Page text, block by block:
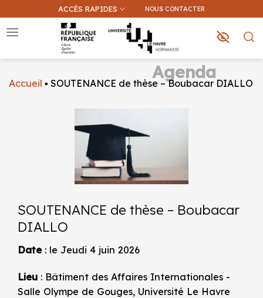
au
contenu
ACCÈS RAPIDES NOUS CONTACTER
Une formation
Accueil ▪ SOUTENANCE de thèse – Boubacar DIALLO
SOUTENANCE de thèse – Boubacar
DIALLO
Date: le Jeudi 4 juin 2026
Lieu : Bâtiment des Affaires Internationales -
Salle Olympe de Gouges, Université Le Havre
Agenda